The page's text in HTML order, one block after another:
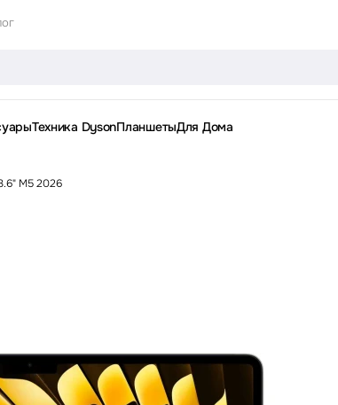
Техника DysonПланшетыДля Дома
M5 2026